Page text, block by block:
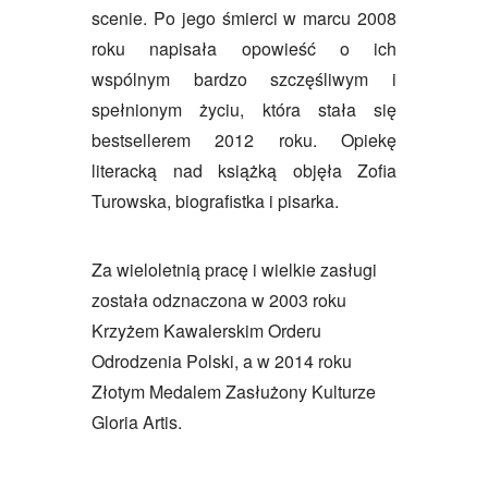
scenie. Po jego śmierci w marcu 2008
roku napisała opowieść o ich
wspólnym bardzo szczęśliwym i
spełnionym życiu, która stała się
bestsellerem 2012 roku. Opiekę
literacką nad książką objęła Zofia
Turowska, biografistka i pisarka.
Za wieloletnią pracę i wielkie zasługi
została odznaczona w 2003 roku
Krzyżem Kawalerskim Orderu
Odrodzenia Polski, a w 2014 roku
Złotym Medalem Zasłużony Kulturze
Gloria Artis.